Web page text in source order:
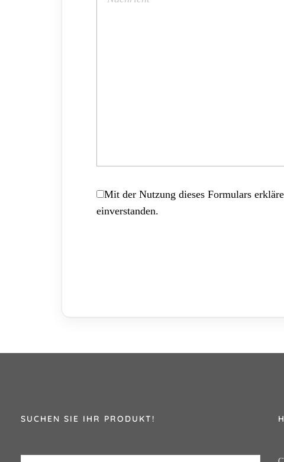
Mit der Nutzung dieses Formulars
einverstanden.
SUCHEN SIE IHR PRODUKT!